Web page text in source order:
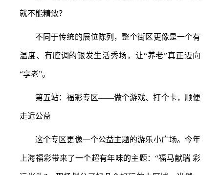
就不能精致？
不同于传统的展位陈列，整个街区更像是一个有
温度、有腔调的银发生活秀场，让“养老”真正迈向
“享老”。
第五站：福彩专区——做个游戏、打个卡，顺便
走近公益
这个专区更像一个公益主题的游乐小广场。今年
上海福彩带来了一个超有年味的主题：“福马献瑞 彩